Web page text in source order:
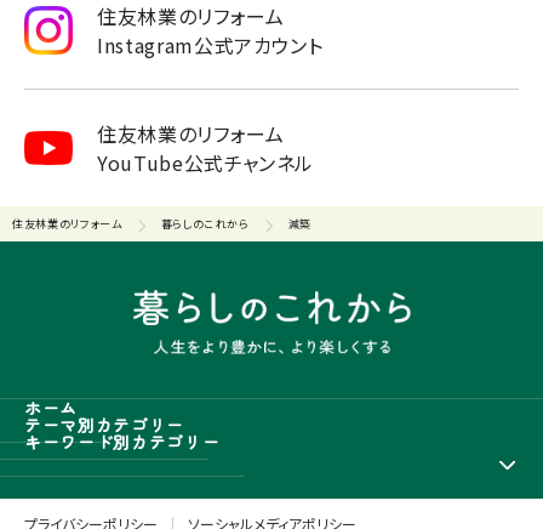
住友林業のリフォーム
YouTube公式チャンネル
住友林業のリフォーム
Instagram公式アカウント
住友林業のリフォーム 暮らしのこれから 減築
ホーム
テーマ別カテゴリー
キーワード別カテゴリー
プライバシーポリシー ソーシャルメディアポリシー